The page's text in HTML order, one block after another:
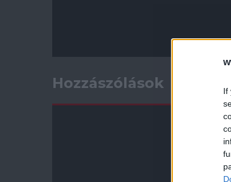
If
Hozzászólások